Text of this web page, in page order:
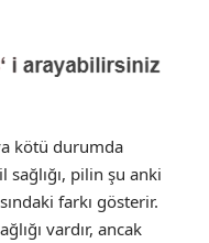
kötü durumda
pilin şu anki
farkı gösterir.
vardır, ancak